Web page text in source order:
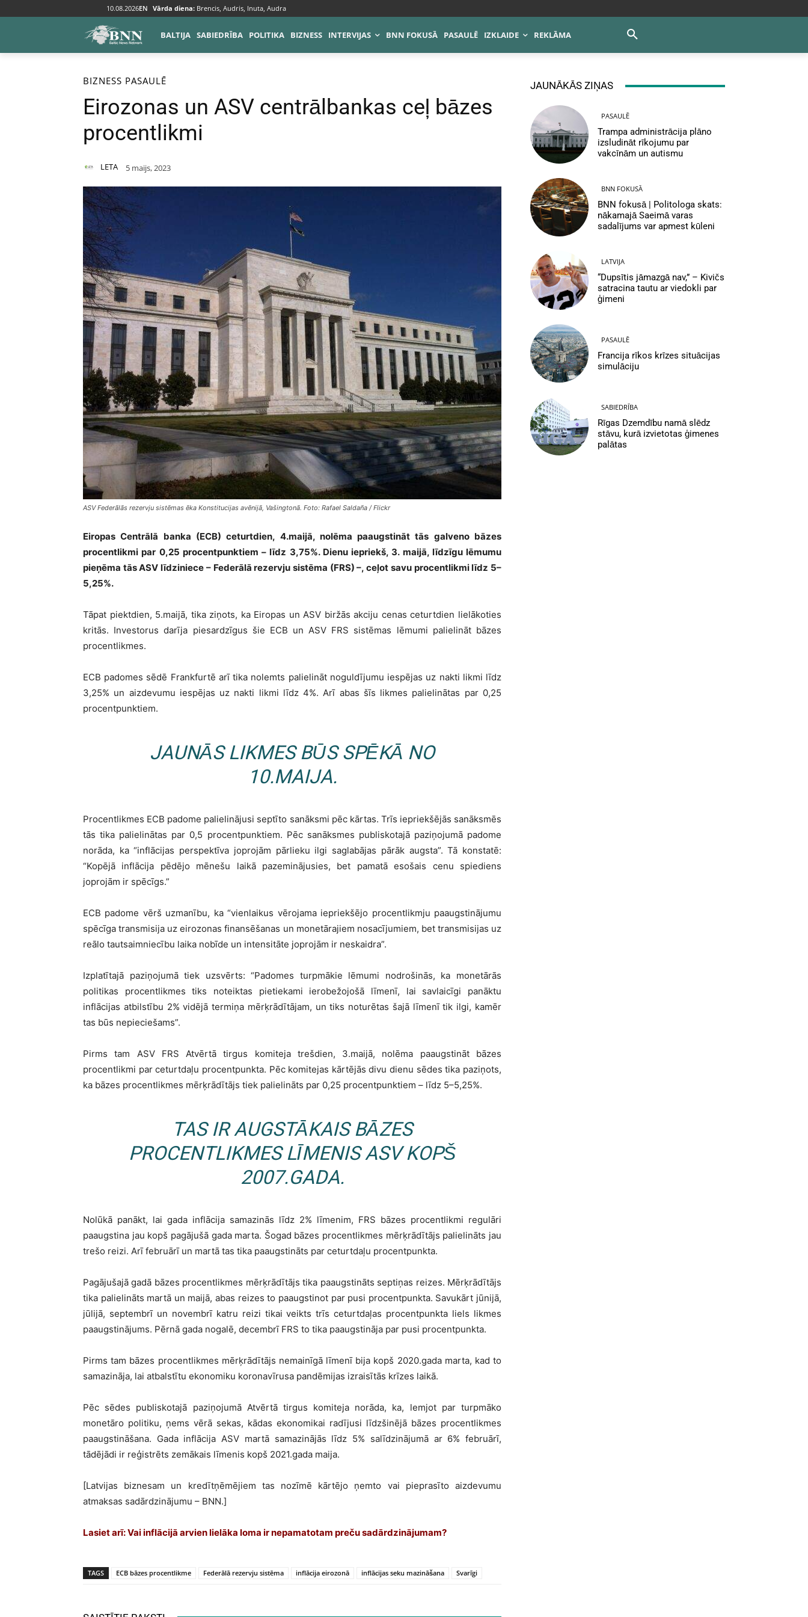
10.08.2026EN Vārda diena: Brencis, Audris, Inuta, Audra
BALTIJA SABIEDRĪBA POLITIKA BIZNESS INTERVIJAS BNN FOKUSĀ PASAULĒ IZKLAIDE REKLĀMA
Sākums Bizness
BIZNESS PASAULĒ
Eirozonas un ASV centrālbankas ceļ bāzes
procentlikmi
LETA 5 maijs, 2023
ASV Federālās rezervju sistēmas ēka Konstitucijas avēnijā, Vašingtonā. Foto: Rafael Saldaña / Flickr
Eiropas Centrālā banka (ECB) ceturtdien, 4.maijā, nolēma paaugstināt tās galveno bāzes
procentlikmi par 0,25 procentpunktiem – līdz 3,75%. Dienu iepriekš, 3. maijā, līdzīgu lēmumu
pieņēma tās ASV līdziniece – Federālā rezervju sistēma (FRS) –, ceļot savu procentlikmi līdz 5–
5,25%.
Tāpat piektdien, 5.maijā, tika ziņots, ka Eiropas un ASV biržās akciju cenas ceturtdien lielākoties
kritās. Investorus darīja piesardzīgus šie ECB un ASV FRS sistēmas lēmumi palielināt bāzes
procentlikmes.
ECB padomes sēdē Frankfurtē arī tika nolemts palielināt noguldījumu iespējas uz nakti likmi līdz
3,25% un aizdevumu iespējas uz nakti likmi līdz 4%. Arī abas šīs likmes palielinātas par 0,25
procentpunktiem.
JAUNĀS LIKMES BŪS SPĒKĀ NO
10.MAIJA.
Procentlikmes ECB padome palielinājusi septīto sanāksmi pēc kārtas. Trīs iepriekšējās sanāksmēs
tās tika palielinātas par 0,5 procentpunktiem. Pēc sanāksmes publiskotajā paziņojumā padome
norāda, ka “inflācijas perspektīva joprojām pārlieku ilgi saglabājas pārāk augsta”. Tā konstatē:
“Kopējā inflācija pēdējo mēnešu laikā pazeminājusies, bet pamatā esošais cenu spiediens
joprojām ir spēcīgs.”
ECB padome vērš uzmanību, ka “vienlaikus vērojama iepriekšējo procentlikmju paaugstinājumu
spēcīga transmisija uz eirozonas finansēšanas un monetārajiem nosacījumiem, bet transmisijas uz
reālo tautsaimniecību laika nobīde un intensitāte joprojām ir neskaidra”.
Izplatītajā paziņojumā tiek uzsvērts: “Padomes turpmākie lēmumi nodrošinās, ka monetārās
politikas procentlikmes tiks noteiktas pietiekami ierobežojošā līmenī, lai savlaicīgi panāktu
inflācijas atbilstību 2% vidējā termiņa mērķrādītājam, un tiks noturētas šajā līmenī tik ilgi, kamēr
tas būs nepieciešams”.
Pirms tam ASV FRS Atvērtā tirgus komiteja trešdien, 3.maijā, nolēma paaugstināt bāzes
procentlikmi par ceturtdaļu procentpunkta. Pēc komitejas kārtējās divu dienu sēdes tika paziņots,
ka bāzes procentlikmes mērķrādītājs tiek palielināts par 0,25 procentpunktiem – līdz 5–5,25%.
TAS IR AUGSTĀKAIS BĀZES
PROCENTLIKMES LĪMENIS ASV KOPŠ
2007.GADA.
Nolūkā panākt, lai gada inflācija samazinās līdz 2% līmenim, FRS bāzes procentlikmi regulāri
paaugstina jau kopš pagājušā gada marta. Šogad bāzes procentlikmes mērķrādītājs palielināts jau
trešo reizi. Arī februārī un martā tas tika paaugstināts par ceturtdaļu procentpunkta.
Pagājušajā gadā bāzes procentlikmes mērķrādītājs tika paaugstināts septiņas reizes. Mērķrādītājs
tika palielināts martā un maijā, abas reizes to paaugstinot par pusi procentpunkta. Savukārt jūnijā,
jūlijā, septembrī un novembrī katru reizi tikai veikts trīs ceturtdaļas procentpunkta liels likmes
paaugstinājums. Pērnā gada nogalē, decembrī FRS to tika paaugstināja par pusi procentpunkta.
Pirms tam bāzes procentlikmes mērķrādītājs nemainīgā līmenī bija kopš 2020.gada marta, kad to
samazināja, lai atbalstītu ekonomiku koronavīrusa pandēmijas izraisītās krīzes laikā.
Pēc sēdes publiskotajā paziņojumā Atvērtā tirgus komiteja norāda, ka, lemjot par turpmāko
monetāro politiku, ņems vērā sekas, kādas ekonomikai radījusi līdzšinējā bāzes procentlikmes
paaugstināšana. Gada inflācija ASV martā samazinājās līdz 5% salīdzinājumā ar 6% februārī,
tādējādi ir reģistrēts zemākais līmenis kopš 2021.gada maija.
[Latvijas biznesam un kredītņēmējiem tas nozīmē kārtējo ņemto vai pieprasīto aizdevumu
atmaksas sadārdzinājumu – BNN.]
Lasiet arī:Vai inflācijā arvien lielāka loma ir nepamatotam preču sadārdzinājumam?
TAGS ECB bāzes procentlikme Federālā rezervju sistēma inflācija eirozonā inflācijas seku mazināšana Svarīgi
JAUNĀKĀS ZIŅAS
PASAULĒ
Trampa administrācija plāno
izsludināt rīkojumu par
vakcīnām un autismu
BNN FOKUSĀ
BNN fokusā | Politologa skats:
nākamajā Saeimā varas
sadalījums var apmest kūleni
LATVIJA
“Dupsītis jāmazgā nav,” – Kivičs
satracina tautu ar viedokli par
ģimeni
PASAULĒ
Francija rīkos krīzes situācijas
simulāciju
SABIEDRĪBA
Rīgas Dzemdību namā slēdz
stāvu, kurā izvietotas ģimenes
palātas